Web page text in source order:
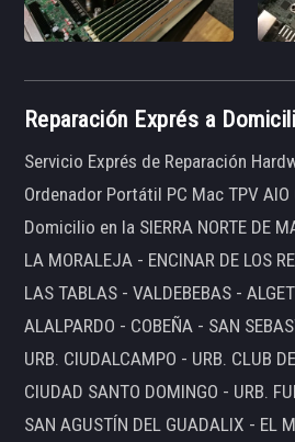
Reparación Exprés a
Servicio Exprés de Reparación
Ordenador Portátil PC Mac TPV
Domicilio en la SIERRA NORTE DE
LA MORALEJA - ENCINAR DE LOS
LAS TABLAS - VALDEBEBAS -
ALALPARDO - COBEÑA - SAN
URB. CIUDALCAMPO - URB. CLUB
CIUDAD SANTO DOMINGO - URB.
SAN AGUSTÍN DEL GUADALIX - EL